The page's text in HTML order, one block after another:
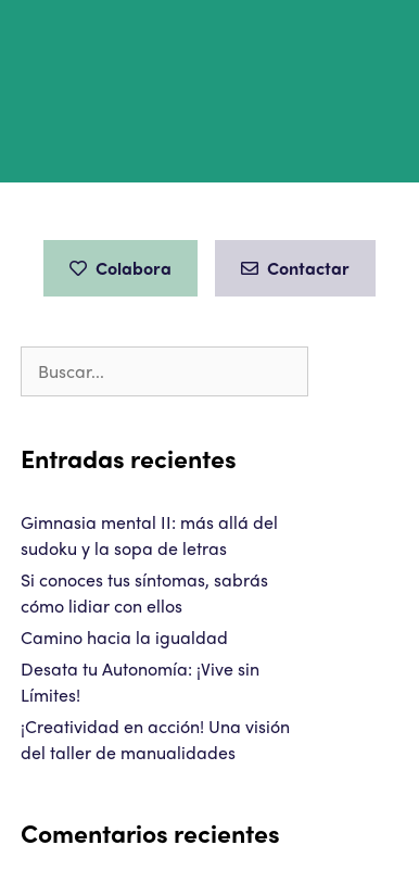
Colabora Contactar
Entradas recientes
Gimnasia mental II: más allá del
sudoku y la sopa de letras
Si conoces tus síntomas, sabrás
cómo lidiar con ellos
Camino hacia la igualdad
Desata tu Autonomía: ¡Vive sin
Límites!
¡Creatividad en acción! Una visión
del taller de manualidades
Comentarios recientes